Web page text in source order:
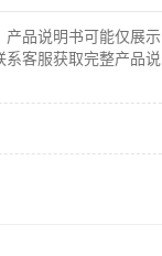
产品说明书可能仅展示
系客服获取完整产品说